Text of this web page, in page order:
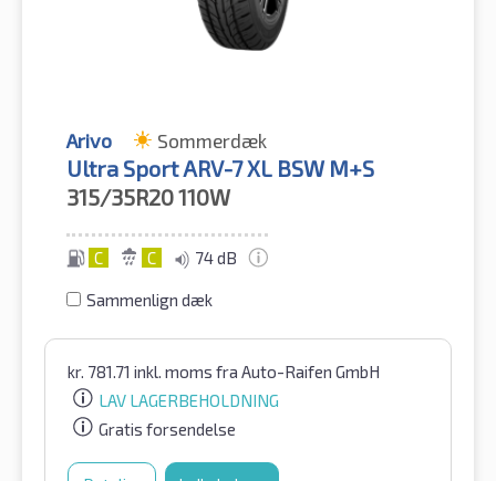
Arivo Sommerdæk
Ultra Sport ARV-7 XL BSW M+S
315/35R20110W
C C 74 dB
Sammenlign dæk
kr. 781.71 inkl. moms fra Auto-Raifen GmbH
LAV LAGERBEHOLDNING
Gratis forsendelse